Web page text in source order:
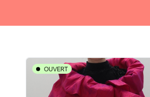
OUVERT
SHOPPING